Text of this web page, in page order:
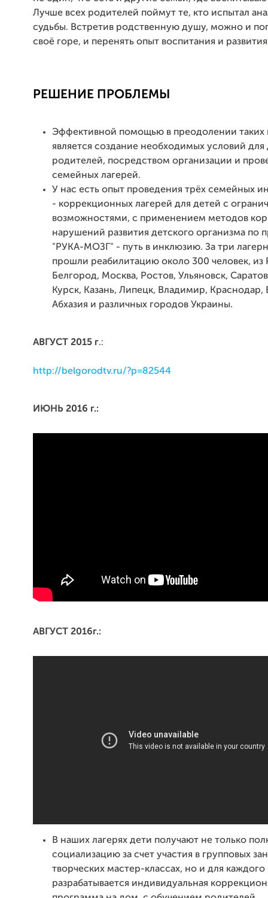
Лучше всех родителей поймут те, кто испытал
судьбы. Встретив родственную душу, можно и
своё горе, и перенять опыт воспитания и
РЕШЕНИЕ ПРОБЛЕМЫ
Эффективной помощью в преодолении таких
является создание необходимых условий для
родителей, посредством организации и
семейных лагерей.
У нас есть опыт проведения трёх семейных
- коррекционных лагерей для детей с
возможностями, с применением методов
нарушений развития детского организма по
"РУКА-МОЗГ" - путь в инклюзию. За три
прошли реабилитацию около 300 человек, из
Белгород, Москва, Ростов, Ульяновск,
Курск, Казань, Липецк, Владимир, Краснодар,
Абхазия и различных городов Украины.
АВГУСТ 2015 г.:
http://belgorodtv.ru/?p=82544
ИЮНЬ 2016 г.:
АВГУСТ 2016г.:
В наших лагерях дети получают не только
социализацию за счет участия в групповых
творческих мастер-классах, но и для
разрабатывается индивидуальная